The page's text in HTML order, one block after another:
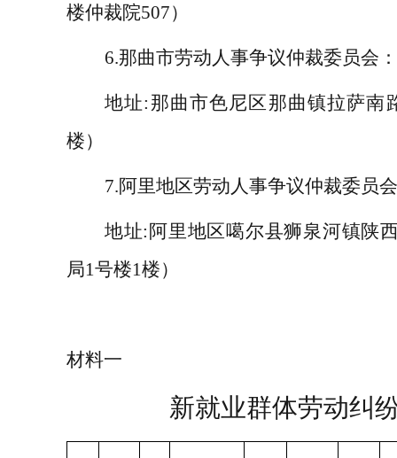
楼仲裁院507）
6.那曲市劳动人事争议仲裁委员会：
地址: 那曲市色尼区那曲镇拉萨南
楼）
7.阿里地区劳动人事争议仲裁委员
地址: 阿里地区噶尔县狮泉河镇陕
局1号楼1楼）
材料一
新就业群体劳动纠